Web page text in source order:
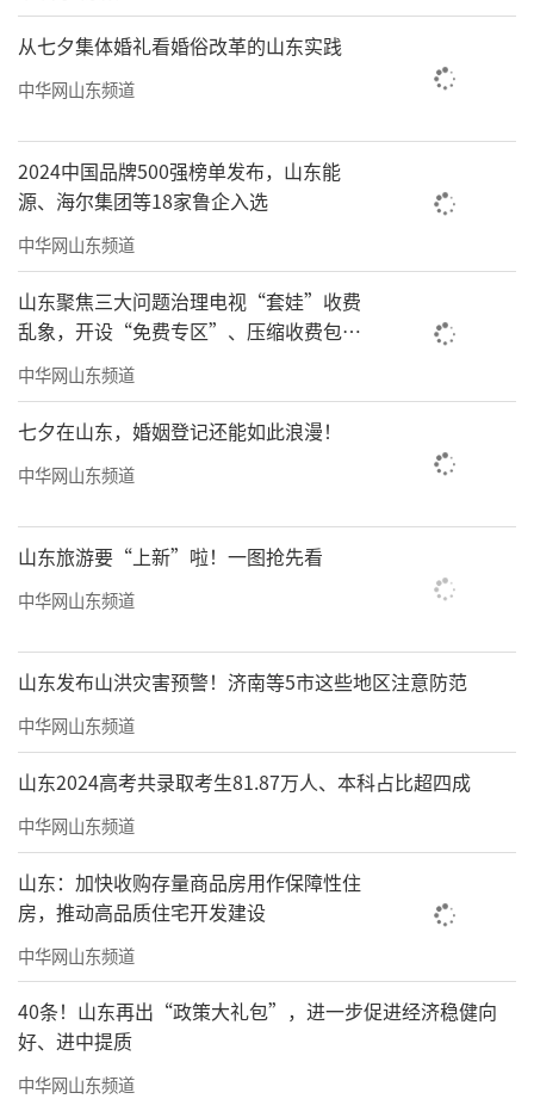
从七夕集体婚礼看婚俗改革的山东实践
中华网山东频道
2024中国品牌500强榜单发布，山东能
源、海尔集团等18家鲁企入选
中华网山东频道
山东聚焦三大问题治理电视“套娃”收费
乱象，开设“免费专区”、压缩收费包比
例70%以上
中华网山东频道
七夕在山东，婚姻登记还能如此浪漫！
中华网山东频道
山东旅游要“上新”啦！一图抢先看
中华网山东频道
山东发布山洪灾害预警！济南等5市这些地区注意防范
中华网山东频道
山东2024高考共录取考生81.87万人、本科占比超四成
中华网山东频道
山东：加快收购存量商品房用作保障性住
房，推动高品质住宅开发建设
中华网山东频道
40条！山东再出“政策大礼包”，进一步促进经济稳健向
好、进中提质
中华网山东频道